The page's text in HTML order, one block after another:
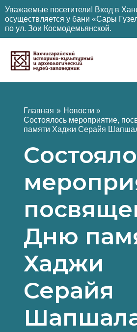
Уважаемые посетители! Вход в
осуществляется у бани «Сары
по ул. Зои Космодемьянской.
содержимому
Главная
Новости
Cостоялось мероприятие,
памяти Хаджи Серайя
Дню
Хаджи
Серайя